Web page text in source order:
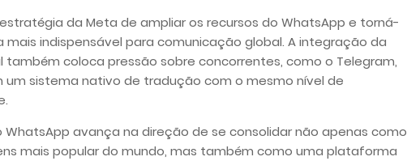
da Meta de ampliar os recursos do WhatsApp e torná-
indispensável para comunicação global. A integração da
coloca pressão sobre concorrentes, como o Telegram,
um sistema nativo de tradução com o mesmo nível de
avança na direção de se consolidar não apenas como
mais popular do mundo, mas também como uma plataforma